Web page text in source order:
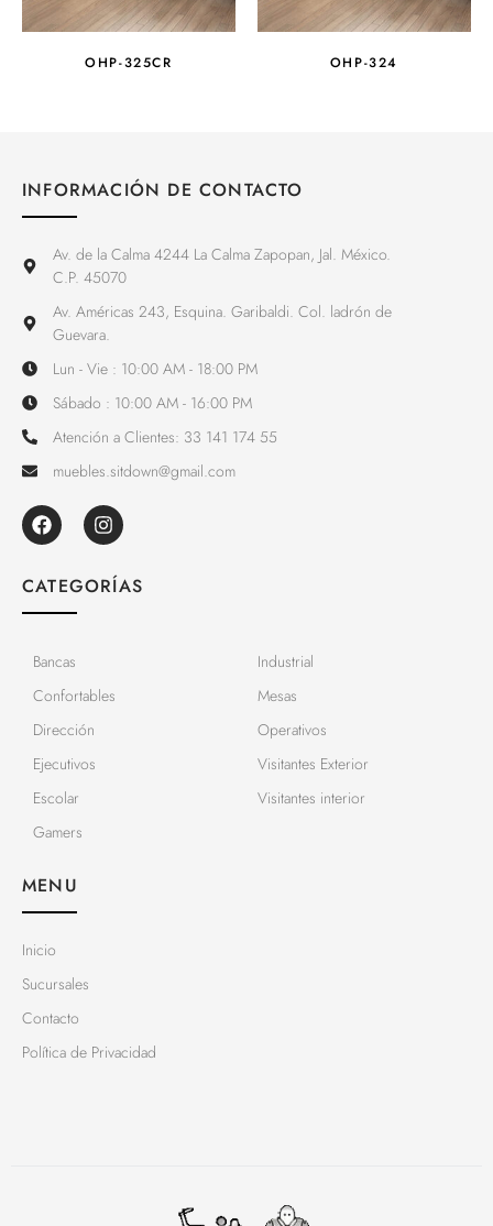
OHP-325CR OHP-324
INFORMACIÓN DE CONTACTO
Av. de la Calma 4244 La Calma Zapopan, Jal. México.
C.P. 45070
Av. Américas 243, Esquina. Garibaldi. Col. ladrón de
Guevara.
Lun - Vie : 10:00 AM - 18:00 PM
Sábado : 10:00 AM - 16:00 PM
Atención a Clientes: 33 141 174 55
muebles.sitdown@gmail.com
CATEGORÍAS
Bancas
Confortables
Dirección
Ejecutivos
Escolar
Gamers
Industrial
Mesas
Operativos
Visitantes Exterior
Visitantes interior
MENU
Inicio
Sucursales
Contacto
Política de Privacidad